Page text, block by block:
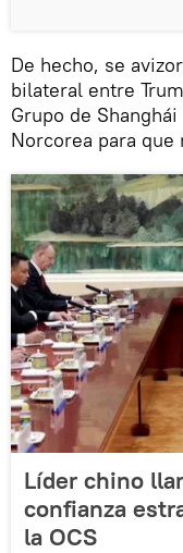
De hecho, se
bilateral entre
Grupo de
Norcorea para
Líder chino
confianza
la OCS